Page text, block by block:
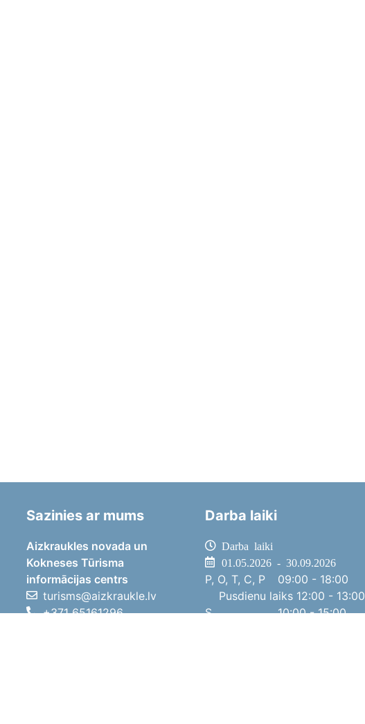
Sazinies ar mums
Aizkraukles novada un
Kokneses Tūrisma
informācijas centrs
turisms@aizkraukle.lv
+371 65161296
Darba laiki
Darba laiki
01.05.2026 - 30.09.2026
P, O, T, C, P
09:00 - 18:00
Pusdienu laiks 12:00 - 13:00
S
10:00 - 15:00